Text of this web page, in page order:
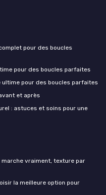
pour des boucles
pour des boucles parfaites
ultime pour des boucles parfaites
et après
: astuces et soins pour une
vraiment, texture par
la meilleure option pour